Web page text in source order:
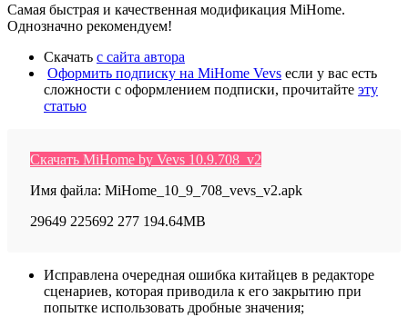
Самая быстрая и качественная модификация MiHome.
Однозначно рекомендуем!
Скачать с сайта автора
Оформить подписку на MiHome Vevs если у вас есть
сложности с оформлением подписки, прочитайте эту
статью
Скачать MiHome by Vevs 10.9.708_v2
Имя файла: MiHome_10_9_708_vevs_v2.apk
29649 225692 277 194.64MB
Исправлена очередная ошибка китайцев в редакторе
сценариев, которая приводила к его закрытию при
попытке использовать дробные значения;